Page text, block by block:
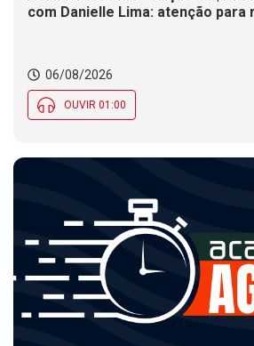
com Danielle Lima: atenção para
06/08/2026
OUVIR 01:00